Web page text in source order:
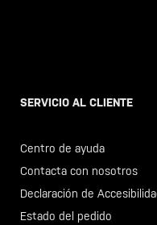
SERVICIO AL CLIENTE
Centro de ayuda
Contacta con nosotros
Declaración de
Estado del pedido